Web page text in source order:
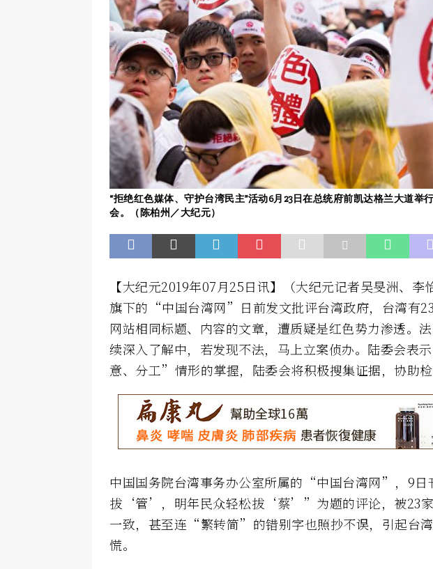
“拒绝红色媒体、守护台湾民主”活动6月23日在总统府前凯达格兰大道举
会。（陈柏州／大纪元）
【大纪元2019年07月25日讯】（大纪元记者吴旻洲、
旗下的“中国台湾网”日前发文批评台湾政府，台湾有
网站相同标题、内容的文章，遭质疑是红色势力渗透。
续深入了解中，若发现不法，马上立案侦办。陆委会表
意、分工”情形的掌握，陆委会将积极搜集证据，协助检
中国国务院台湾事务办公室所属的“中国台湾网”，9
拔‘管’，明年民众轻松拔‘蔡’”为题的评论，被23家
一致，甚至连“繁转简”的错别字也照抄不误，引起台
慌。